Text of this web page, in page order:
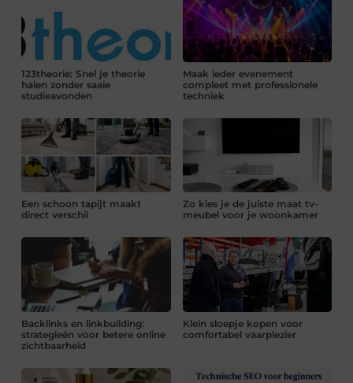
123theorie: Snel je theorie
halen zonder saaie
studieavonden
Maak ieder evenement
compleet met professionele
techniek
Een schoon tapijt maakt
direct verschil
Zo kies je de juiste maat tv-
meubel voor je woonkamer
Backlinks en linkbuilding:
strategieën voor betere online
zichtbaarheid
Klein sloepje kopen voor
comfortabel vaarplezier